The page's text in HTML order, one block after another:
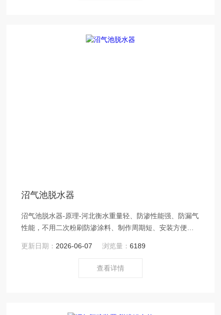
沼气池脱水器
沼气池脱水器-原理-河北衡水重量轻、防渗性能强、防漏气
性能，不用二次粉刷防渗涂料、制作周期短、安装方便、
更新日期： 2026-06-07 浏览量：6189
查看详情